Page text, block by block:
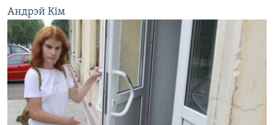
Андрэй Кім